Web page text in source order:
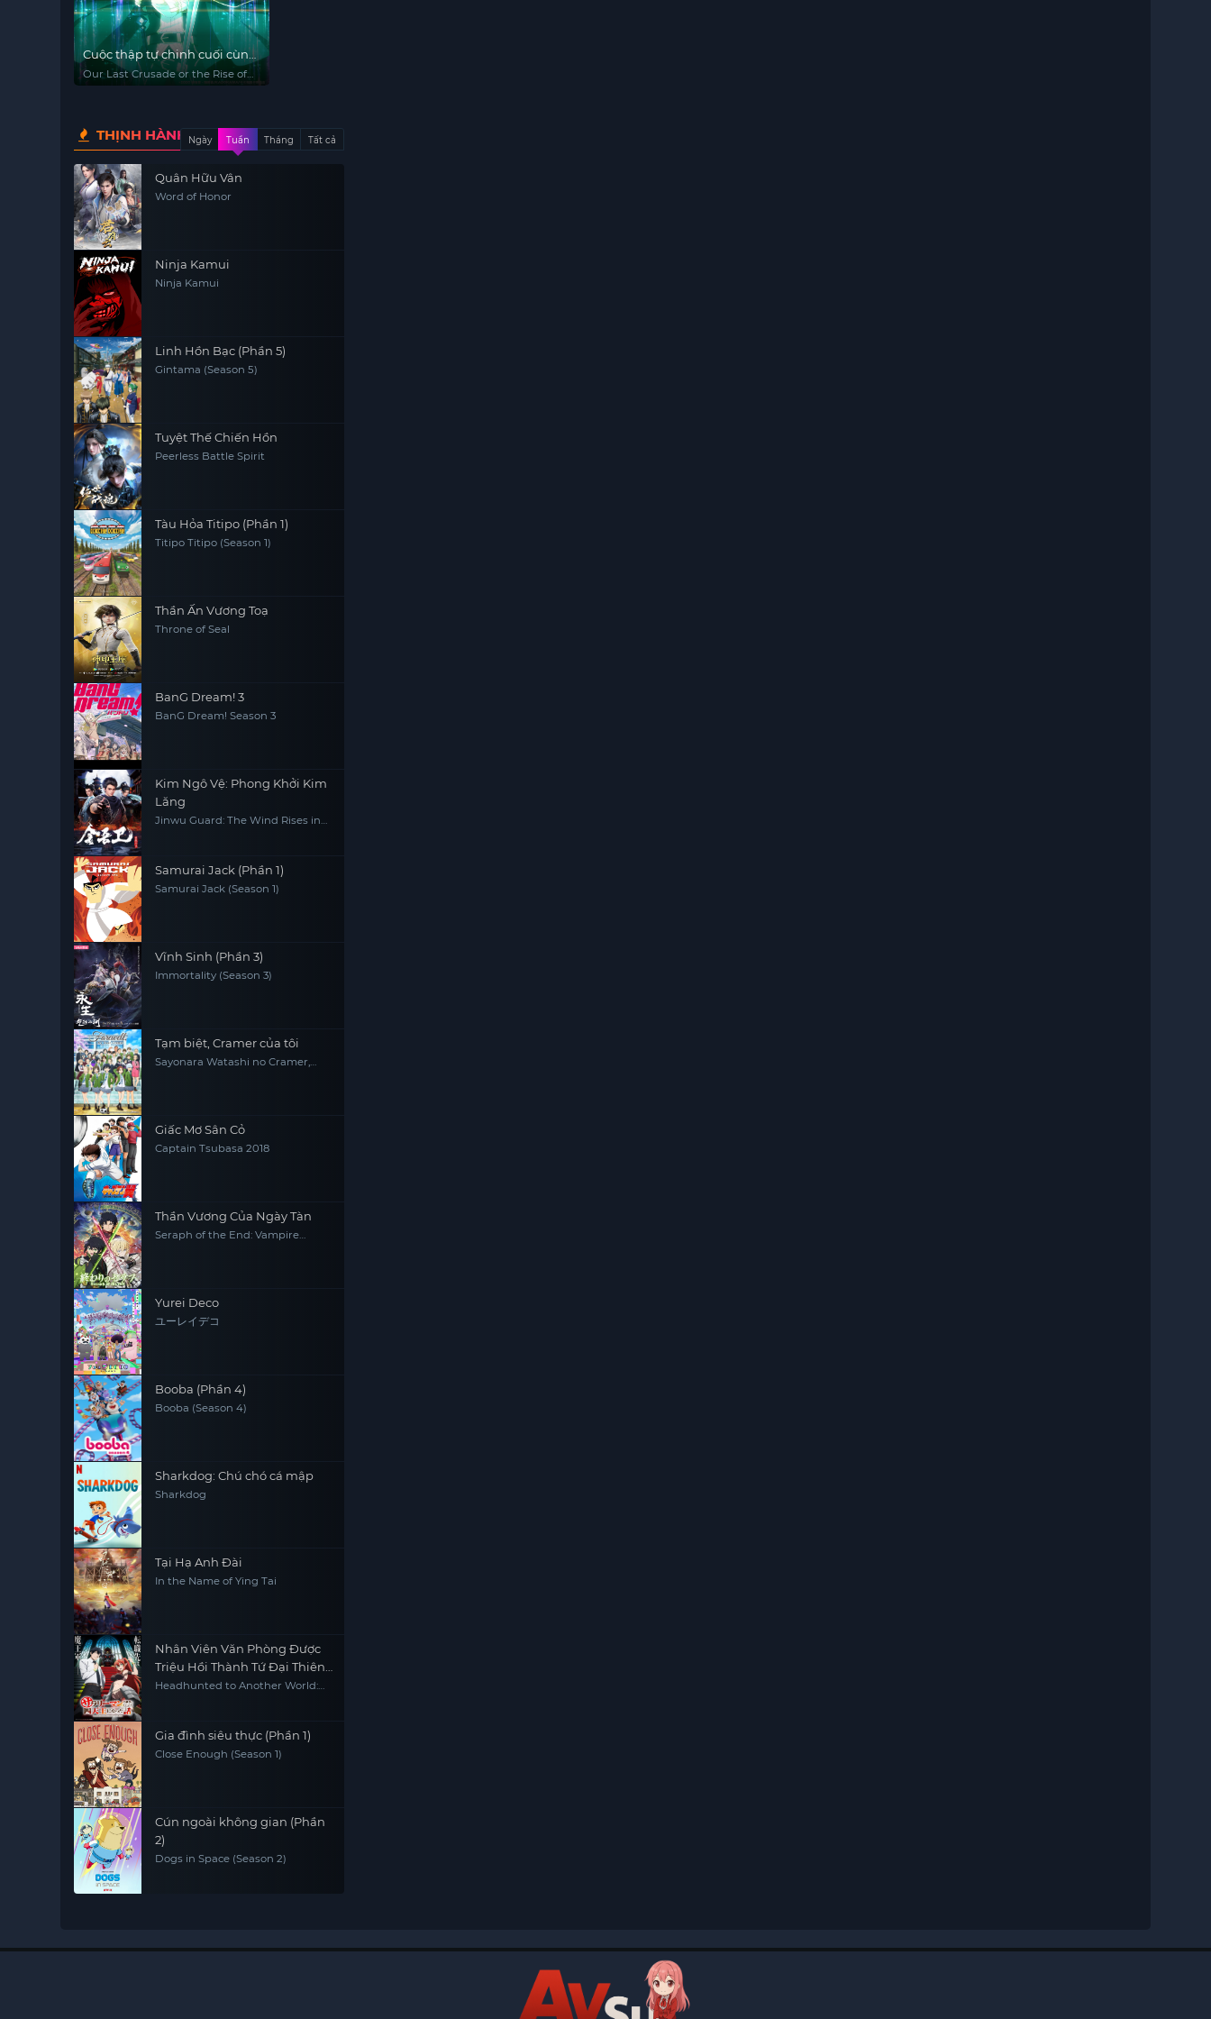
Cuộc thập tự chinh cuối cùng
của chúng ta hoặc Sự trỗi dậy
của một thế giới mới Phần 2
Our Last Crusade or the Rise of
THỊNH HÀNHNgày Tuần Tháng Tất cả
Quân Hữu Vân
Word of Honor
Ninja Kamui
Ninja Kamui
Linh Hồn Bạc (Phần 5)
Gintama (Season 5)
Tuyệt Thế Chiến Hồn
Peerless Battle Spirit
Tàu Hỏa Titipo (Phần 1)
Titipo Titipo (Season 1)
Thần Ấn Vương Toạ
Throne of Seal
BanG Dream! 3
BanG Dream! Season 3
Kim Ngô Vệ: Phong Khởi Kim
Lăng
Jinwu Guard: The Wind Rises in
Samurai Jack (Phần 1)
Samurai Jack (Season 1)
Vĩnh Sinh (Phần 3)
Immortality (Season 3)
Tạm biệt, Cramer của tôi
Sayonara Watashi no Cramer,
Giấc Mơ Sân Cỏ
Captain Tsubasa 2018
Thần Vương Của Ngày Tàn
Seraph of the End: Vampire
Yurei Deco
ユーレイデコ
Booba (Phần 4)
Booba (Season 4)
Sharkdog: Chú chó cá mập
Sharkdog
Tại Hạ Anh Đài
In the Name of Ying Tai
Nhân Viên Văn Phòng Được
Triệu Hồi Thành Tứ Đại Thiên
Vương Ở Thế Giới Khác
Headhunted to Another World:
Gia đình siêu thực (Phần 1)
Close Enough (Season 1)
Cún ngoài không gian (Phần
2)
Dogs in Space (Season 2)